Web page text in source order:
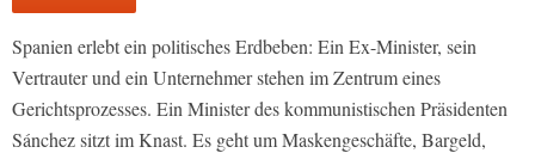
Spanien erlebt ein politisches Erdbeben: Ein Ex-Minister, sein
Vertrauter und ein Unternehmer stehen im Zentrum eines
Gerichtsprozesses. Ein Minister des kommunistischen Präsidenten
Sánchez sitzt im Knast. Es geht um Maskengeschäfte, Bargeld,